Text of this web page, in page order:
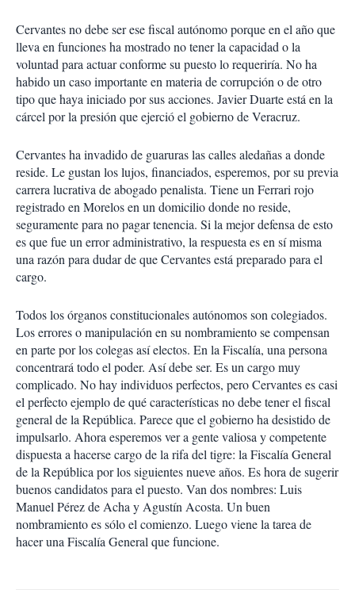
Cervantes no debe ser ese fiscal autónomo porque en el año que
lleva en funciones ha mostrado no tener la capacidad o la
voluntad para actuar conforme su puesto lo requeriría. No ha
habido un caso importante en materia de corrupción o de otro
tipo que haya iniciado por sus acciones. Javier Duarte está en la
cárcel por la presión que ejerció el gobierno de Veracruz.
Cervantes ha invadido de guaruras las calles aledañas a donde
reside. Le gustan los lujos, financiados, esperemos, por su previa
carrera lucrativa de abogado penalista. Tiene un Ferrari rojo
registrado en Morelos en un domicilio donde no reside,
seguramente para no pagar tenencia. Si la mejor defensa de esto
es que fue un error administrativo, la respuesta es en sí misma
una razón para dudar de que Cervantes está preparado para el
cargo.
Todos los órganos constitucionales autónomos son colegiados.
Los errores o manipulación en su nombramiento se compensan
en parte por los colegas así electos. En la Fiscalía, una persona
concentrará todo el poder. Así debe ser. Es un cargo muy
complicado. No hay individuos perfectos, pero Cervantes es casi
el perfecto ejemplo de qué características no debe tener el fiscal
general de la República. Parece que el gobierno ha desistido de
impulsarlo. Ahora esperemos ver a gente valiosa y competente
dispuesta a hacerse cargo de la rifa del tigre: la Fiscalía General
de la República por los siguientes nueve años. Es hora de sugerir
buenos candidatos para el puesto. Van dos nombres: Luis
Manuel Pérez de Acha y Agustín Acosta. Un buen
nombramiento es sólo el comienzo. Luego viene la tarea de
hacer una Fiscalía General que funcione.